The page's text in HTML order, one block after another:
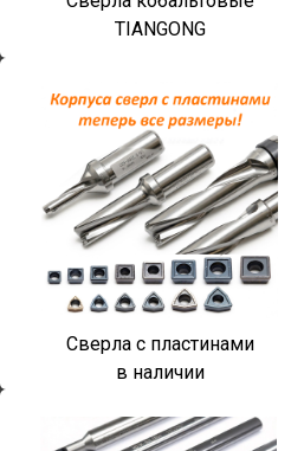
TIANGONG
Сверла с пластинами
в наличии